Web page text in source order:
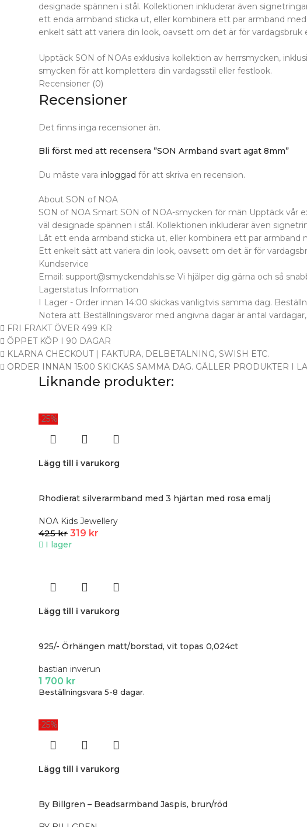
designade spännen i stål. Kollektionen inkluderar även
ett enda armband sticka ut, eller kombinera ett par armband
enkelt sätt att variera din look, oavsett om det är för vardagsbruk
Upptäck SON of NOAs exklusiva kollektion av herrsmycken,
smycken för att komplettera din vardagsstil eller festlook.
Recensioner (0)
Recensioner
Det finns inga recensioner än.
Bli först med att recensera ”SON Armband svart agat 8mm”
Du måste vara inloggad för att skriva en recension.
About SON of NOA
SON of NOA Smart SON of NOA-smycken för män Upptäck
väl designade spännen i stål. Kollektionen inkluderar även
Låt ett enda armband sticka ut, eller kombinera ett par armband
Ett enkelt sätt att variera din look, oavsett om det är för
Kundservice
Email: support@smyckendahls.se Vi hjälper dig gärna och så
Lagerstatus Information
I Lager - Order innan 14:00 skickas vanligtvis samma dag.
Notera att Beställningsvaror med angivna dagar är antal
FRI FRAKT ÖVER 499 KR
ÖPPET KÖP I 90 DAGAR
KLARNA CHECKOUT | FAKTURA, DELBETALNING, SWISH ETC.
ORDER INNAN 15:00 SKICKAS SAMMA DAG. GÄLLER PRODUKTER I
Liknande produkter:
-25%
Lägg till i varukorg
Rhodierat silverarmband med 3 hjärtan med rosa emalj
NOA Kids Jewellery
425kr 319 kr
I lager
Lägg till i varukorg
925/- Örhängen matt/borstad, vit topas 0,024ct
bastian inverun
1 700 kr
Beställningsvara 5-8 dagar.
-25%
Lägg till i varukorg
By Billgren – Beadsarmband Jaspis, brun/röd